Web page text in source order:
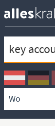
Ortssuche
Umkreissuche
Arbeitsform